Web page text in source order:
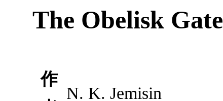
The Obelisk Gate
作
N. K. Jemisin